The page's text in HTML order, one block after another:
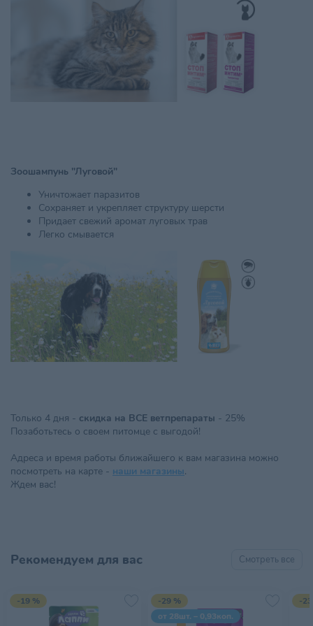
Зоошампунь "Луговой"
Уничтожает паразитов
Сохраняет и укрепляет структуру шерсти
Придает свежий аромат луговых трав
Легко смывается
Только 4 дня - скидка на ВСЕ ветпрепараты - 25%
Позаботьтесь о своем питомце с выгодой!
Адреса и время работы ближайшего к вам магазина можно
посмотреть на карте - наши магазины.
Ждем вас!
Рекомендуем для вас Смотреть все
-19 %
-29 %
от 28шт. – 0,93коп.
-